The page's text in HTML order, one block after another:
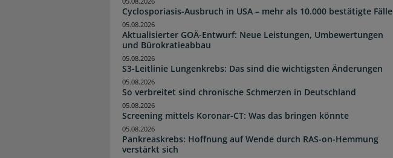
Cyclosporiasis-Ausbruch in USA – mehr als 10.000 bestätigte Fälle
Aktualisierter GOÄ-Entwurf: Neue Leistungen, Umbewertungen
und Bürokratieabbau
05.08.2026
S3-Leitlinie Lungenkrebs: Das sind die wichtigsten Änderungen
05.08.2026
So verbreitet sind chronische Schmerzen in Deutschland
05.08.2026
Screening mittels Koronar-CT: Was das bringen könnte
05.08.2026
Pankreaskrebs: Hoffnung auf Wende durch RAS-on-Hemmung
verstärkt sich
05.08.2026